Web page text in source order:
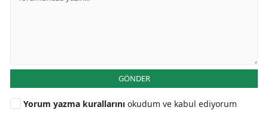
GÖNDER
Yorum yazma kurallarını okudum ve kabul ediyorum